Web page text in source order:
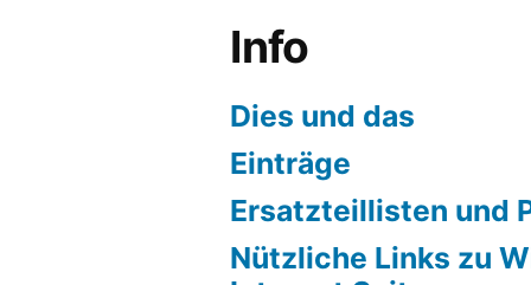
Info
Dies und das
Einträge
Ersatzteillisten und
Nützliche Links zu